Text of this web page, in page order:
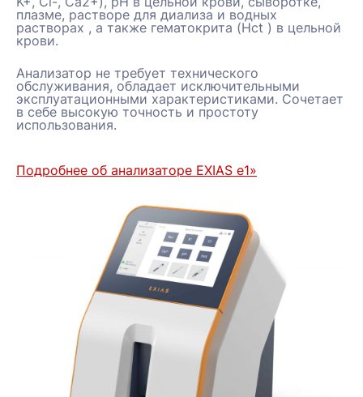
плазме, растворе для диализа и водных
растворах , а также гематокрита (Hct ) в цельной
крови.
Анализатор не требует технического
обслуживания, обладает исключительными
эксплуатационными характеристиками. Сочетает
в себе высокую точность и простоту
использования.
Подробнее об анализаторе EXIAS e1»